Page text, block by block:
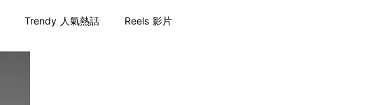
Trendy 人氣熱話 Reels 影片